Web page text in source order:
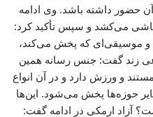
داشته باشد. وی ادامه
می‌کشد و سپس تأکید کرد:
موسیقی‌ای که پخش می‌کند،
زند گفت: جنس رسانه همین
و ورزش دارد و در آن انواع
حوزه‌ها پخش می‌شود. این‌ها
آزاد ارمکی در ادامه گفت: